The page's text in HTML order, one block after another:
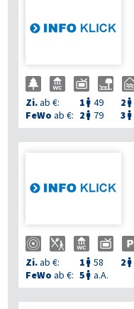
Zi.ab €: 1  49 2 
FeWo ab €: 2  79 3 
Zi.ab €: 1  58 2 
FeWo ab €: 5  a.A.